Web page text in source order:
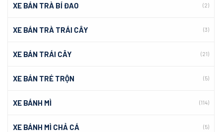
XE BÁN TRÀ BÍ ĐAO (2)
XE BÁN TRÀ TRÁI CÂY (3)
XE BÁN TRÁI CÂY (21)
XE BÁN TRÉ TRỘN (5)
XE BÁNH MÌ (114)
XE BÁNH MÌ CHẢ CÁ (5)